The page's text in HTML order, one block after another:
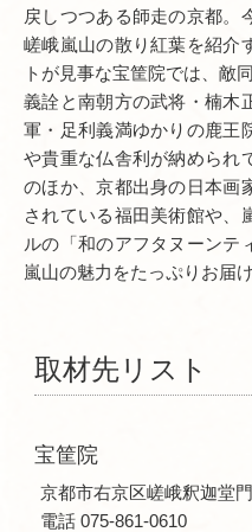
戻しつつある師走の京都。
嵯峨嵐山の散り紅葉を紹介
トが見事な宝筐院では、敵
義詮と南朝方の武将・楠木
軍・足利義満ゆかりの鹿王
や貴重な仏舎利が納められ
のほか、京都出身の日本画
されている福田美術館や、
ルの「和のアフタヌーンテ
嵐山の魅力をたっぷりお届け
取材先リスト
宝筐院
京都市右京区嵯峨釈迦堂
電話 075-861-0610